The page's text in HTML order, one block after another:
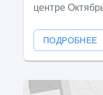
центре
ПОДРОБНЕЕ